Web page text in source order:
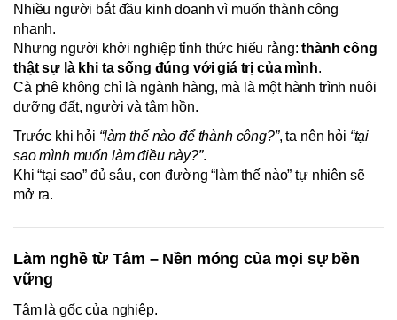
Nhiều người bắt đầu kinh doanh vì muốn thành công
nhanh.
Nhưng người khởi nghiệp tỉnh thức hiểu rằng:thành công
thật sự là khi ta sống đúng với giá trị của mình.
Cà phê không chỉ là ngành hàng, mà là một hành trình nuôi
dưỡng đất, người và tâm hồn.
Trước khi hỏi “làm thế nào để thành công?”, ta nên hỏi “tại
sao mình muốn làm điều này?”.
Khi “tại sao” đủ sâu, con đường “làm thế nào” tự nhiên sẽ
mở ra.
Làm nghề từ Tâm – Nền móng của mọi sự bền
vững
Tâm là gốc của nghiệp.